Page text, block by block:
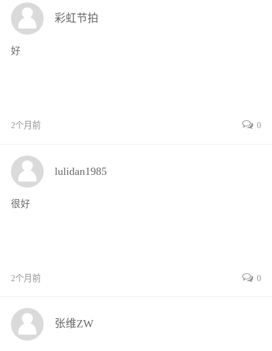
项目1园林植物配置方式
项目2特殊立地环境植物配置
单元3园林常规树木栽植与养护
项目考核
项目1垂直绿化植物的栽植与养护
项目2干旱及盐碱地树木的栽植与养护
项目4屋顶花园植物的栽植与养护
项目2软包装土球移栽大树
项目4大树裸根移栽和冻土球移栽
项目5大树移栽的辅助性措施
彩虹节拍
好
2个月前 0
lulidan1985
很好
2个月前 0
张维ZW